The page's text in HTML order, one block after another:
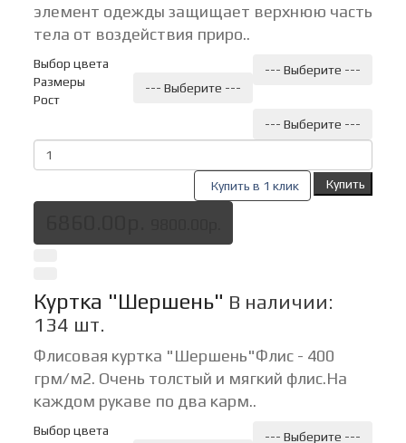
элемент одежды защищает верхнюю часть
тела от воздействия приро..
Выбор цвета
--- Выберите ---
Размеры
--- Выберите ---
Рост
--- Выберите ---
Купить в 1 клик Купить
Куртка "Шершень" В наличии:
134 шт.
Флисовая куртка "Шершень"Флис - 400
грм/м2. Очень толстый и мягкий флис.На
каждом рукаве по два карм..
Выбор цвета
--- Выберите ---